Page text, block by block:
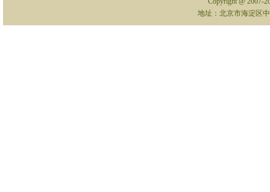
地址：北京市海淀区